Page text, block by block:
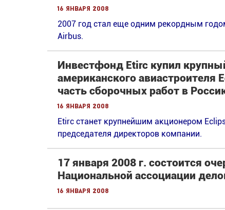
16 января 2008
2007 год стал еще одним рекордным
Airbus.
Инвестфонд Etirc купил
американского авиастроителя
часть сборочных работ в
16 января 2008
Etirc станет крупнейшим акционером
председателя директоров компании.
17 января 2008 г. состоится
Национальной ассоциации
16 января 2008